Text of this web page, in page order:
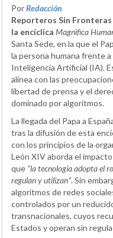
PorRedacción
Reporteros Sin
la encíclica Magnifica
Santa Sede, en la que el
la persona humana frente
Inteligencia Artificial (IA).
alinea con las
libertad de prensa y el
dominado por algoritmos.
La llegada del Papa a
tras la difusión de esta
con los principios de la
León XIV aborda el
que “la tecnología adopta el
regulan y utilizan”. Sin
algoritmos de redes
controlados por un
transnacionales, cuyos
Estados y operan sin